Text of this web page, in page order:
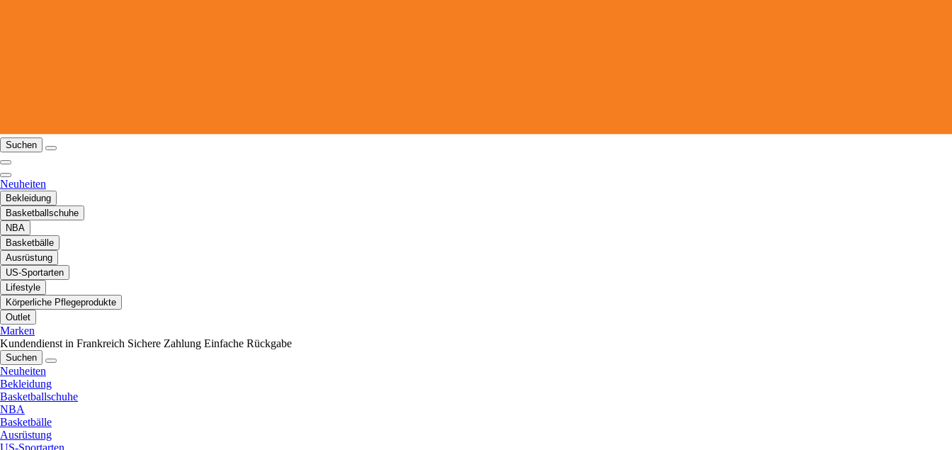
Suchen
Neuheiten
Bekleidung
Basketballschuhe
NBA
Basketbälle
Ausrüstung
US-Sportarten
Lifestyle
Körperliche Pflegeprodukte
Outlet
Marken
Kundendienst in Frankreich Sichere Zahlung Einfache Rückgabe
Suchen
Neuheiten
Bekleidung
Basketballschuhe
NBA
Basketbälle
Ausrüstung